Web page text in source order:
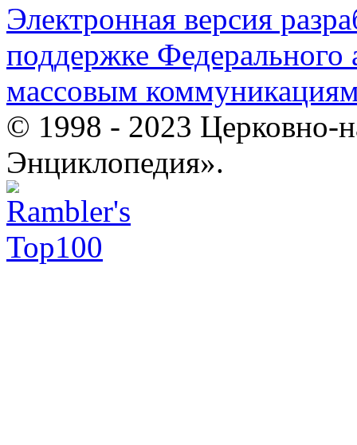
Электронная версия
поддержке Федерального
массовым
© 1998 - 2023 Церковно-
Энциклопедия».